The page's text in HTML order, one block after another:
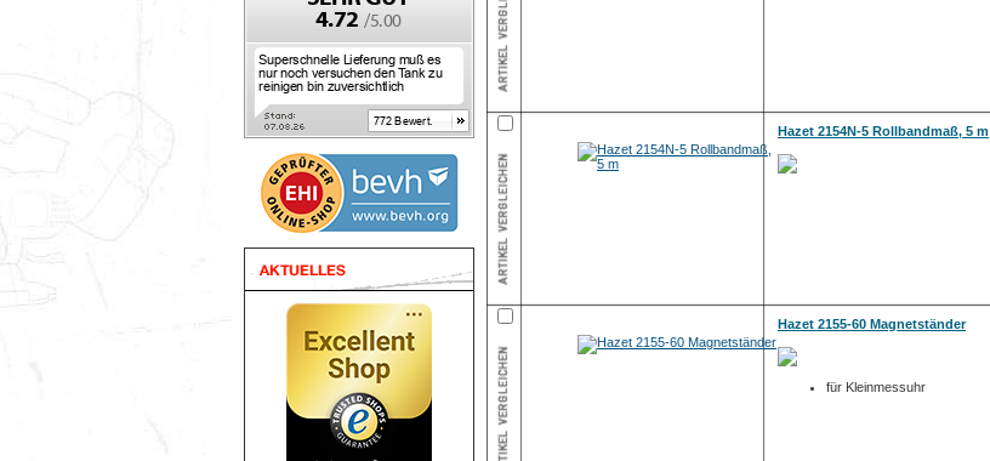
Hazet 2154N-5 Rollbandmaß, 5 m
Hazet 2155-60 Magnetständer
für Kleinmessuhr